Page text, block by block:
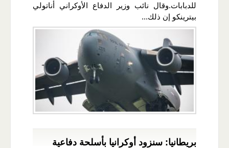
للدبابات.وقال نائب وزير الدفاع الأوكراني أناتولي
بيترينكو إن ذلك...
بريطانيا: سنزود أوكرانيا بأسلحة دفاعية